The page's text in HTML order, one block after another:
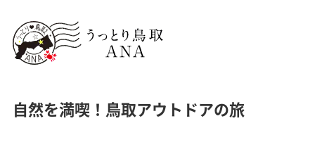
自然を満喫！鳥取アウトドアの旅